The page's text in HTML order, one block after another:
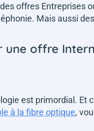
offres Entreprises
Mais aussi
une offre
est primordial. Et
à la fibre optique,